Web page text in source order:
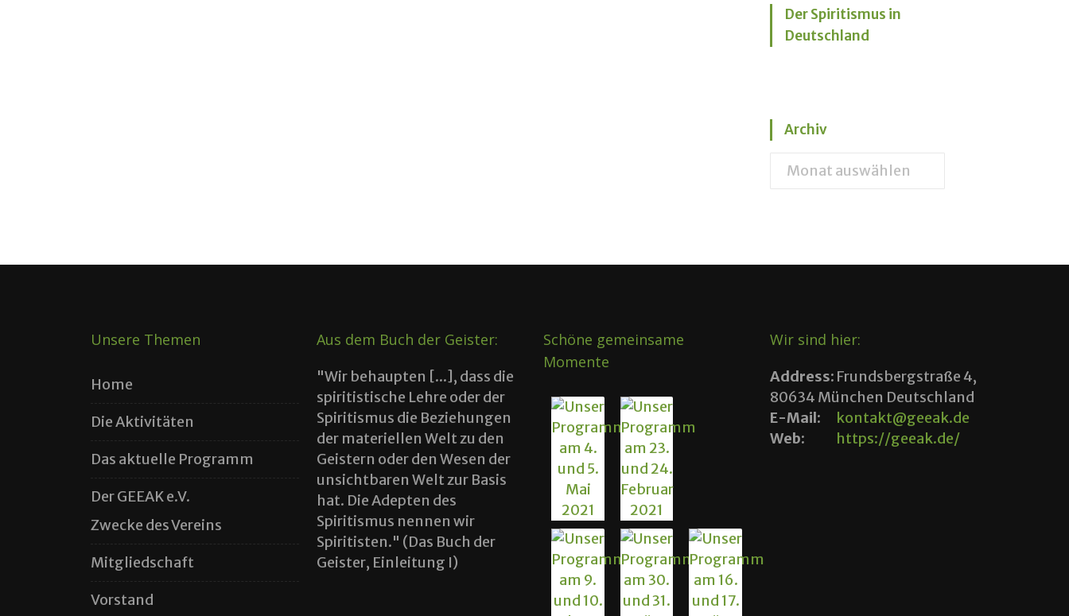
Der Spiritismus in
Deutschland
Archiv
Unsere Themen
Home
Die Aktivitäten
Das aktuelle Programm
Der GEEAK e.V.
Zwecke des Vereins
Mitgliedschaft
Vorstand
Aus dem Buch der Geister:
"Wir behaupten [...], dass die
spiritistische Lehre oder der
Spiritismus die Beziehungen
der materiellen Welt zu den
Geistern oder den Wesen der
unsichtbaren Welt zur Basis
hat. Die Adepten des
Spiritismus nennen wir
Spiritisten." (Das Buch der
Geister, Einleitung I)
Schöne gemeinsame
Momente
Wir sind hier:
Address: Frundsbergstraße 4,
80634 München Deutschland
E-Mail:
kontakt@geeak.de
Web:
https://geeak.de/